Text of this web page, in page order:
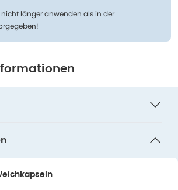
nicht länger anwenden als in der